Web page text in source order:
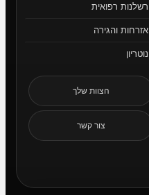
רשלנות רפואית
אזרחות והגירה
נוטריון
הצוות שלך
צור קשר